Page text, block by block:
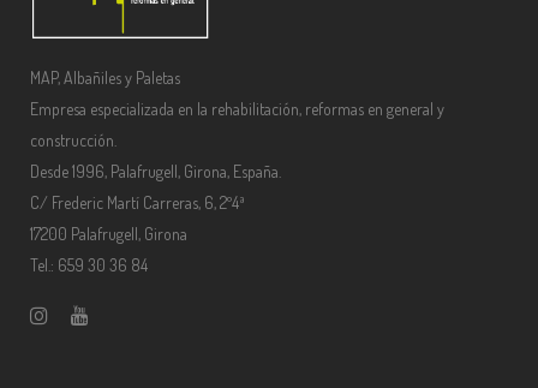
MAP, Albañiles y Paletas
Empresa especializada en la rehabilitación, reformas en general y
construcción.
Desde 1996, Palafrugell, Girona, España.
C/ Frederic Martí Carreras, 6, 2º4ª
17200 Palafrugell, Girona
Tel.: 659 30 36 84